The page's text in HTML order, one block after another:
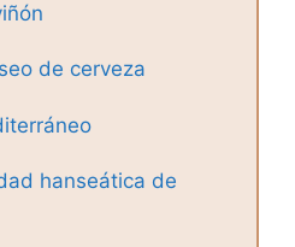
de cerveza
hanseática de